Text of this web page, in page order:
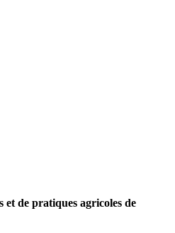
et de pratiques agricoles de